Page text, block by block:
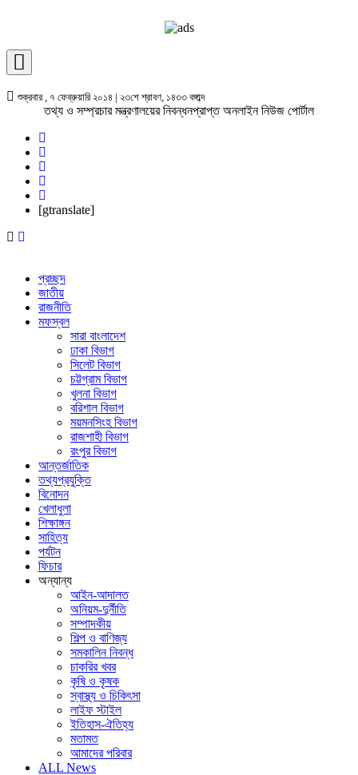
শুক্রবার , ৭ ফেব্রুয়ারি ২০১৪ | ২৩শে শ্রাবণ, ১৪৩৩ বঙ্গাব্দ
তথ্য ও সম্প্রচার মন্ত্রণালয়ের নিবন্ধনপ্রাপ্ত অনলাইন নিউজ পোর্টাল
[gtranslate]
প্রচ্ছদ
জাতীয়
রাজনীতি
মফস্বল
সারা বাংলাদেশ
ঢাকা বিভাগ
সিলেট বিভাগ
চট্টগ্রাম বিভাগ
খুলনা বিভাগ
বরিশাল বিভাগ
ময়মনসিংহ বিভাগ
রাজশাহী বিভাগ
রংপুর বিভাগ
আন্তর্জাতিক
তথ্যপ্রযুক্তি
বিনোদন
খেলাধুলা
শিক্ষাঙ্গন
সাহিত্য
পর্যটন
ফিচার
অন্যান্য
আইন-আদালত
অনিয়ম-দুর্নীতি
সম্পাদকীয়
শিল্প ও বাণিজ্য
সমকালিন নিবন্ধ
চাকরির খবর
কৃষি ও কৃষক
স্বাস্থ্য ও চিকিৎসা
লাইফ স্টাইল
ইতিহাস-ঐতিহ্য
মতামত
আমাদের পরিবার
ALL News